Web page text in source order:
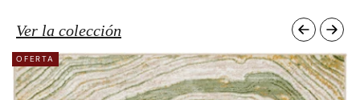
Ver la colección
OFERTA